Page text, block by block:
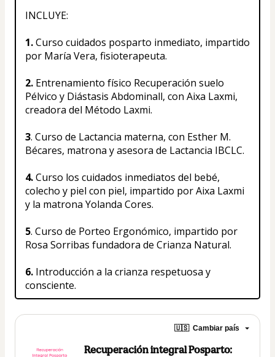
INCLUYE:
1. Curso cuidados posparto inmediato, impartido
por María Vera, fisioterapeuta.
2. Entrenamiento físico Recuperación suelo
Pélvico y Diástasis Abdominall, con Aixa Laxmi,
creadora del Método Laxmi.
3. Curso de Lactancia materna, con Esther M.
Bécares, matrona y asesora de Lactancia IBCLC.
4. Curso los cuidados inmediatos del bebé,
colecho y piel con piel, impartido por Aixa Laxmi
y la matrona Yolanda Cores.
5. Curso de Porteo Ergonómico, impartido por
Rosa Sorribas fundadora de Crianza Natural.
6. Introducción a la crianza respetuosa y
consciente.
🇺🇸 Cambiar país
Recuperación integral Posparto: